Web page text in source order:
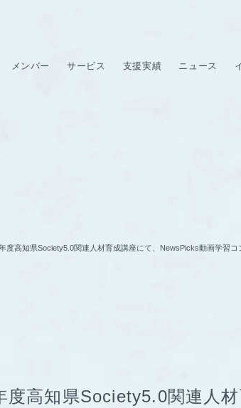
メンバー サービス 支援実績 ニュース
度高知県Society5.0関連人材育成講座にて、NewsPicks動画学習
度高知県Society5.0関連人